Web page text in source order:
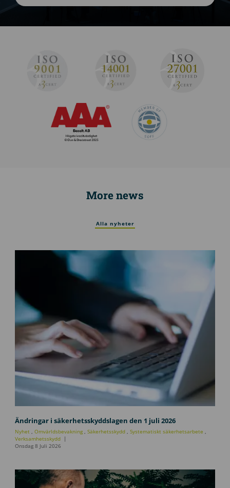
More news
Alla nyheter
p
p
d
a
e
r
Ändringar i säkerhetsskyddslagen den 1 juli 2026
Nyhet , Omvärldsbevakning , Säkerhetsskydd , Systematiskt säkerhetsarbete ,
Verksamhetsskydd
Onsdag 8 Juli 2026